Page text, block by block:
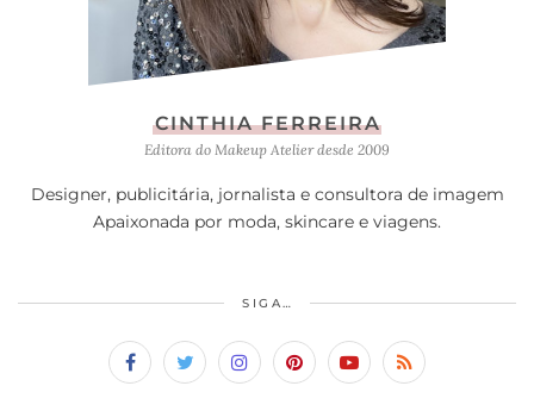
CINTHIA FERREIRA
Editora do Makeup Atelier desde 2009
Designer, publicitária, jornalista e consultora de imagem
Apaixonada por moda, skincare e viagens.
SIGA…